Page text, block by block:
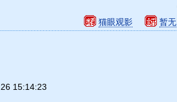
暂无
猫眼观影
15:14:23